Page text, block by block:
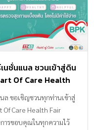
นชั่นแนล ชวนเข้าสู่ดิน
Of Care Health
ล ขอเชิญชวนทุกท่านเข้าสู่
Care Health Fair
ารขอบคุณในทุกความไว้